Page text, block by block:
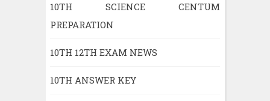
10TH SCIENCE CENTUM
PREPARATION
10TH 12TH EXAM NEWS
10TH ANSWER KEY